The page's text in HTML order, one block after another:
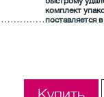
комплект
поставляется